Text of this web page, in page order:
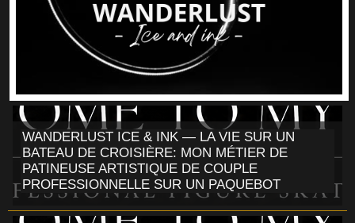
WANDERLUST ICE & INK — LA VIE SUR UN
BATEAU DE CROISIÈRE: MON MÉTIER DE
PATINEUSE ARTISTIQUE DE COUPLE
PROFESSIONNELLE SUR UN PAQUEBOT